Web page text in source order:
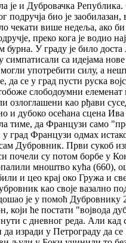
је и Дубровачка Република.
подручја био је
чекати више недеља, ако
преко кога је водио
бурна. У граду је било
симпатисали са идејама
употребити силу, а
да се у град пусти руска
слободоумни
озлоглашени као рђави
и дубоко осећана сцена
тиме, да Французи само
град Французи одмах
Дубровник. Први сукоб
почели су потом борбе у
мноштво кућа (660),
и цео крај око Гружа и
као своје вазално
је у помоћ Дубровнику
ће постати "војвода
с дневног реда. Али кад
да изради у Петрограду да